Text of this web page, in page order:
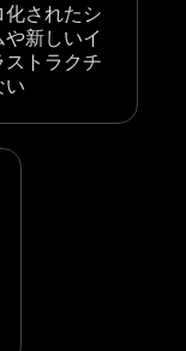
化されたシ
や新しいイ
ストラクチ
い